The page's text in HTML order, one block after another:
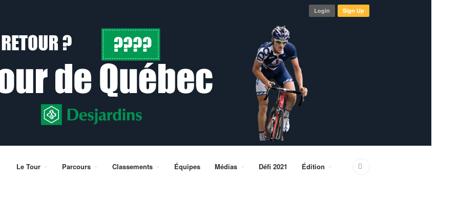
Login Sign Up
Le Tour Parcours Classements Équipes Médias Défi 2021 Édition